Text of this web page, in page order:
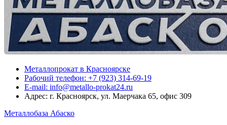
Металлопрокат в Красноярске
Рабочий телефон: +7 (923) 314-69-19
E-mail: info@metallo-prokat24.ru
Адрес: г. Красноярск, ул. Маерчака 65, офис 309
Металлобаза Абаско